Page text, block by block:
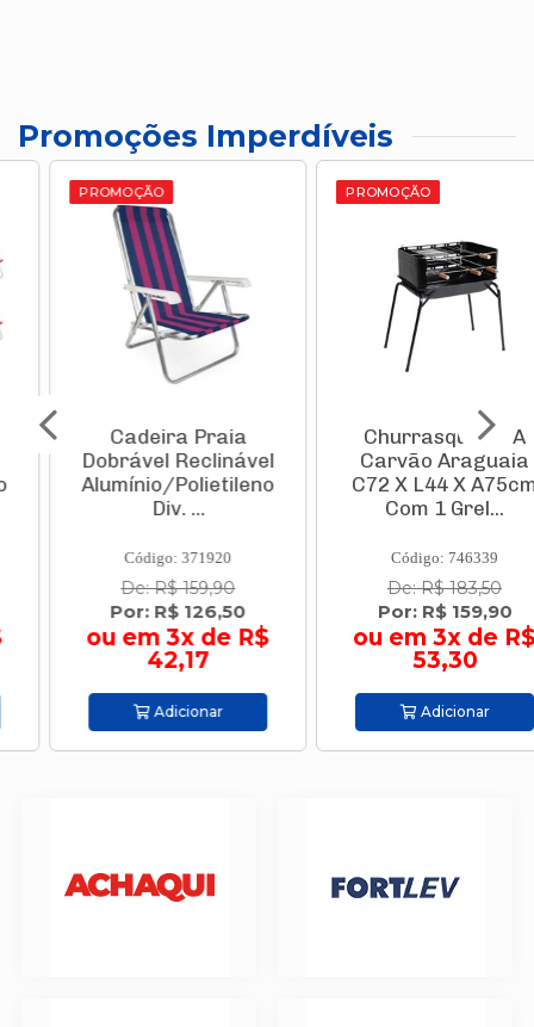
Promoções Imperdíveis
PROMOÇÃO
Cadeira Praia
Dobrável Reclinável
Alumínio/Polietileno
Div. ...
Código: 371920
De: R$ 159,90
Por: R$ 126,50
ou em 3x de R$
42,17
Adicionar
PROMOÇÃO
Churrasqueira A
Carvão Araguaia
C72 X L44 X A75cm
Com 1 Grel...
Código: 746339
De: R$ 183,50
Por: R$ 159,90
ou em 3x de R$
53,30
Adicionar